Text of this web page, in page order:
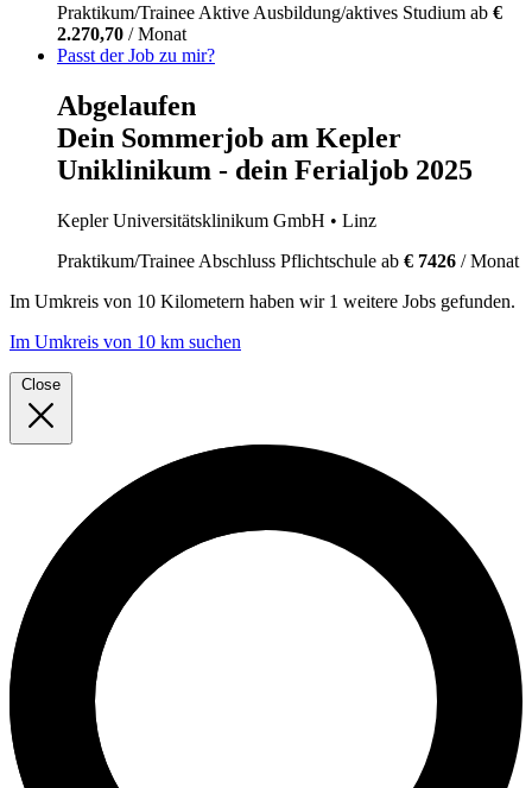
Praktikum/Trainee Aktive Ausbildung/aktives Studium ab €
2.270,70 / Monat
Passt der Job zu mir?
Abgelaufen
Dein Sommerjob am Kepler
Uniklinikum - dein Ferialjob 2025
Kepler Universitätsklinikum GmbH • Linz
Praktikum/Trainee Abschluss Pflichtschule ab € 7426 / Monat
Im Umkreis von 10 Kilometern haben wir 1 weitere Jobs gefunden.
Im Umkreis von 10 km suchen
Close